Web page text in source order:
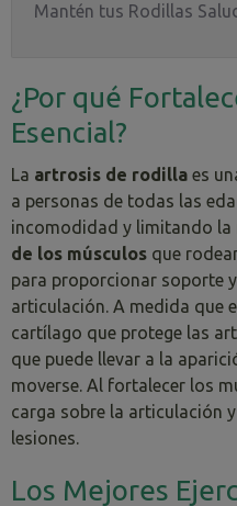
Mantén tus Rodillas
¿Por qué
Esencial?
La artrosis de rodilla es
a personas de todas las
incomodidad y limitando la
de los músculos que
para proporcionar soporte
articulación. A medida que
cartílago que protege las
que puede llevar a la
moverse. Al fortalecer los
carga sobre la articulación
lesiones.
Los Mejores